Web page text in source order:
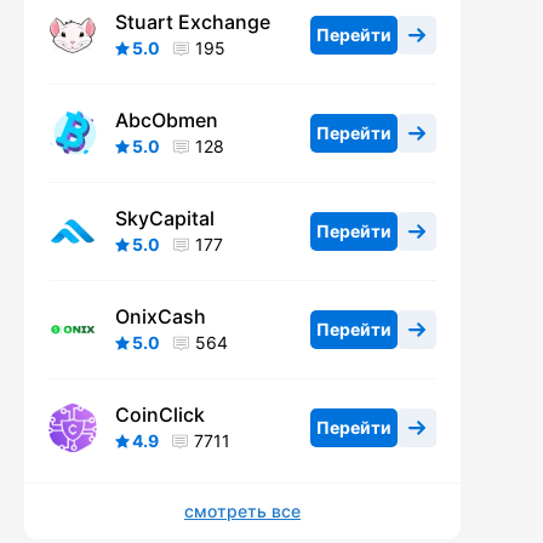
Stuart Exchange
5.0 195
Перейти
AbcObmen
5.0 128
Перейти
SkyCapital
5.0 177
Перейти
OnixCash
5.0 564
Перейти
CoinClick
4.9 7711
Перейти
смотреть все